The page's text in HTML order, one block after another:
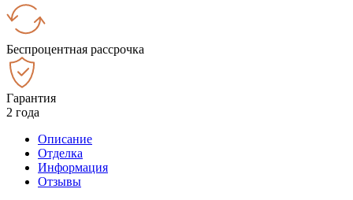
Беспроцентная рассрочка
Гарантия
2 года
Описание
Отделка
Информация
Отзывы